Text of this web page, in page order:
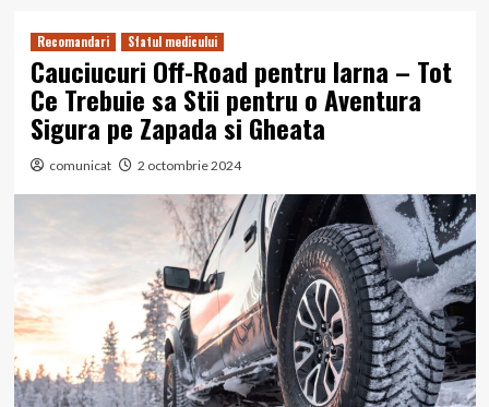
Recomandari Sfatul medicului
Cauciucuri Off-Road pentru Iarna – Tot
Ce Trebuie sa Stii pentru o Aventura
Sigura pe Zapada si Gheata
comunicat 2 octombrie 2024